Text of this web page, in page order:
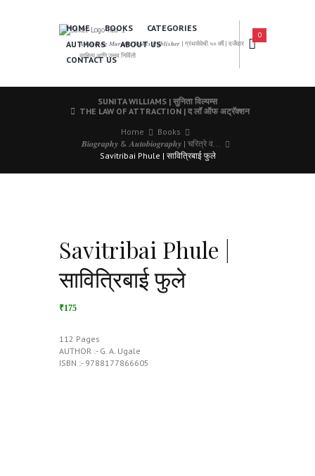
𝑨 𝑳𝒆𝒂𝒅𝒊𝒏𝒈 𝑴𝒂𝒓𝒂𝒕𝒉𝒊 𝑩𝒐𝒐𝒌𝒔 𝑷𝒖𝒃𝒍𝒊𝒔𝒉𝒆𝒓 | ग्रंथसेवेची ५० वर्षे | दर्जेदार
साहित्य आणि उत्तम निर्मिती
HOME BOOKS
CATEGORIES
AUTHORS
ABOUT US
CONTACT US
0
SUNITA WILLIAMS | सुनिता विल्यम्स
THE LAW OF ATTRACTION | द लॉ ऑफ अट्रॅक्शन
Home
Books
𝑩𝒊𝒐𝒈𝒓𝒂𝒑𝒉𝒚 & 𝑨𝒖𝒕𝒐𝒃𝒊𝒐𝒈𝒓𝒂𝒑𝒉𝒚 | चरित्रे व...
Savitribai Phule | सावित्रिबाई फुले
Savitribai Phule |
सावित्रिबाई फुले
₹175
112 Pages
AUTHOR :- G. A. Ugale
ISBN :- 9788177866605